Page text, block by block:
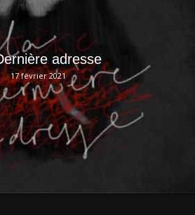
adresse
17 février 2021